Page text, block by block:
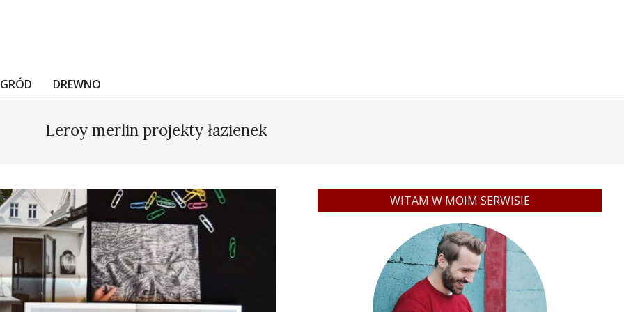
DREWNO
Leroy merlin projekty łazienek
WITAM W MOIM SERWISIE